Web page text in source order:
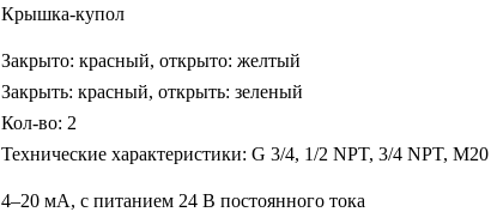
Крышка-купол
Закрыто: красный, открыто: желтый
Закрыть: красный, открыть: зеленый
Кол-во: 2
Технические характеристики: G 3/4, 1/2 NPT, 3/4 NPT, M20
4–20 мА, с питанием 24 В постоянного тока